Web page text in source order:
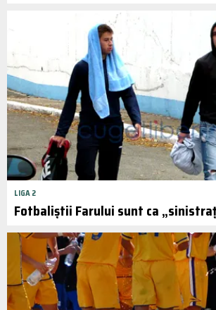
LIGA 2
Fotbaliștii Farului sunt ca